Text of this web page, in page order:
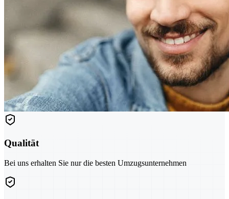
Qualität
Bei uns erhalten Sie nur die besten Umzugsunternehmen